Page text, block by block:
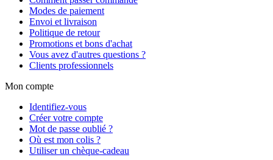
Modes de paiement
Envoi et livraison
Politique de retour
Promotions et bons d'achat
Vous avez d'autres questions ?
Clients professionnels
Mon compte
Identifiez-vous
Créer votre compte
Mot de passe oublié ?
Où est mon colis ?
Utiliser un chèque-cadeau